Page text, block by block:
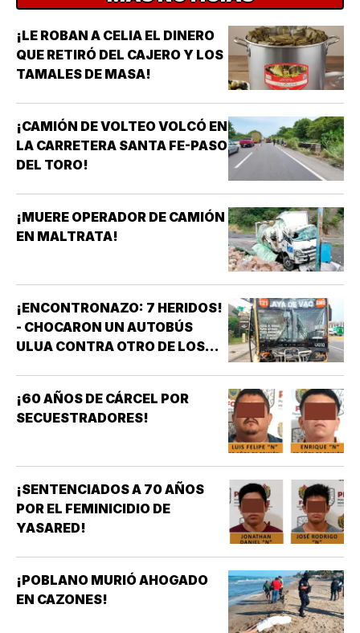
¡LE ROBAN A CELIA EL DINERO
QUE RETIRÓ DEL CAJERO Y LOS
TAMALES DE MASA!
¡CAMIÓN DE VOLTEO VOLCÓ EN
LA CARRETERA SANTA FE-PASO
DEL TORO!
¡MUERE OPERADOR DE CAMIÓN
EN MALTRATA!
¡ENCONTRONAZO: 7 HERIDOS!
- CHOCARON UN AUTOBÚS
ULUA CONTRA OTRO DE LOS
¡60 AÑOS DE CÁRCEL POR
SECUESTRADORES!
¡SENTENCIADOS A 70 AÑOS
POR EL FEMINICIDIO DE
YASARED!
¡POBLANO MURIÓ AHOGADO
EN CAZONES!